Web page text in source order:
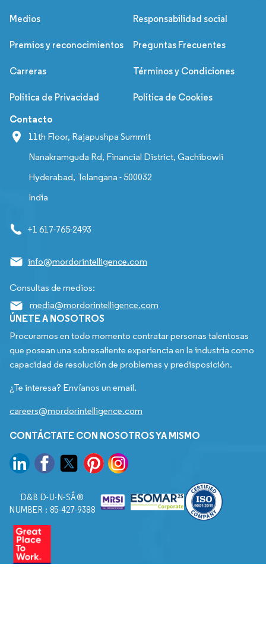
Medios Responsabilidad social
Premios y reconocimientos Preguntas Frecuentes
Carreras Términos y Condiciones
Política de Privacidad Política de Cookies
Contacto
11th Floor, Rajapushpa Summit
Nanakramguda Rd, Financial District, Gachibowli
Hyderabad, Telangana - 500032
India
+1 617-765-2493
info@mordorintelligence.com
Consultas de medios:
media@mordorintelligence.com
ÚNETE A NOSOTROS
Procuramos en todo momento contratar personas talentosas
que posean una sobresaliente experiencia en la industria como
capacidad de resolución de problemas y predisposición.
¿Te interesa? Envíanos un email.
careers@mordorintelligence.com
CONTÁCTATE CON NOSOTROS YA MISMO
D&B D-U-N-SÂ®
NUMBER : 85-427-9388